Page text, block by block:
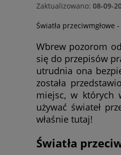
Zaktualizowano: 08-09-
Światła przeciwmgłowe
Wbrew pozorom
się do przepisów
utrudnia ona
została
miejsc, w których
używać świateł
właśnie tutaj!
Światła